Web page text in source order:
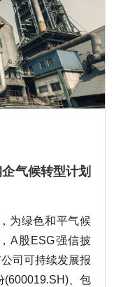
气候转型计划
为绿色和平气候
A股ESG强信披
司可持续发展报
(600019.SH)、包